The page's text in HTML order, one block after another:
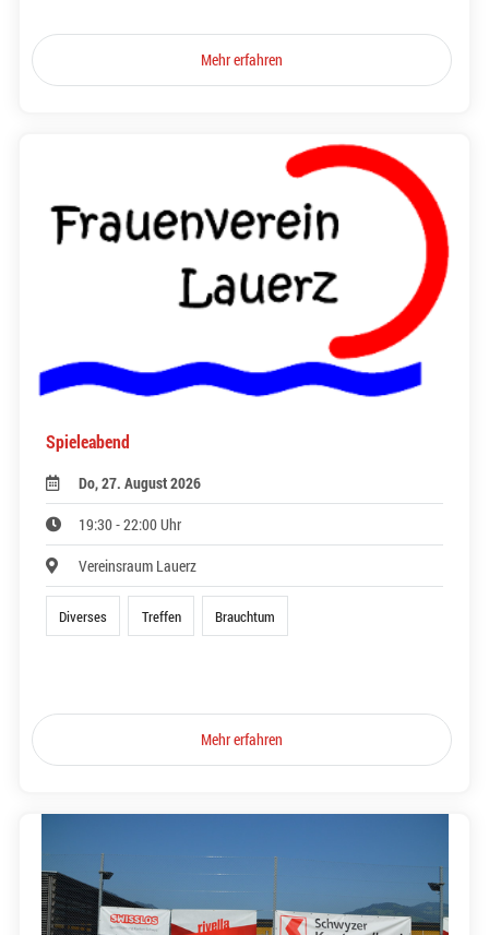
Mehr erfahren
Spieleabend
Do, 27. August 2026
19:30 - 22:00 Uhr
Vereinsraum Lauerz
Diverses Treffen Brauchtum
Mehr erfahren